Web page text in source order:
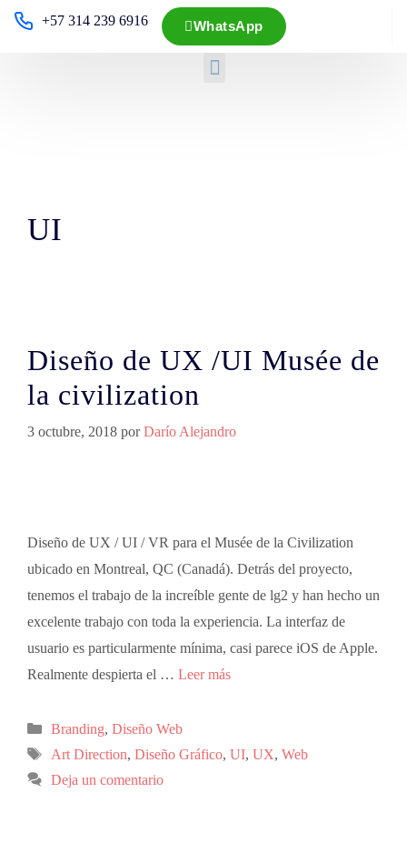
+57 314 239 6916 WhatsApp
UI
Diseño de UX /UI Musée de
la civilization
3 octubre, 2018 porDarío Alejandro
Diseño de UX / UI / VR para el Musée de la Civilization
ubicado en Montreal, QC (Canadá). Detrás del proyecto,
tenemos el trabajo de la increíble gente de lg2 y han hecho un
excelente trabajo con toda la experiencia. La interfaz de
usuario es particularmente mínima, casi parece iOS de Apple.
Realmente despierta el … Leer más
Branding, Diseño Web
Art Direction, Diseño Gráfico, UI, UX, Web
Deja un comentario